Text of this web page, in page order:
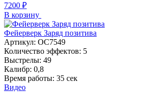
7200 ₽
В корзину
Фейерверк Заряд позитива
Артикул: ОС7549
Количество эффектов: 5
Выстрелы: 49
Калибр: 0,8
Время работы: 35 сек
Видео